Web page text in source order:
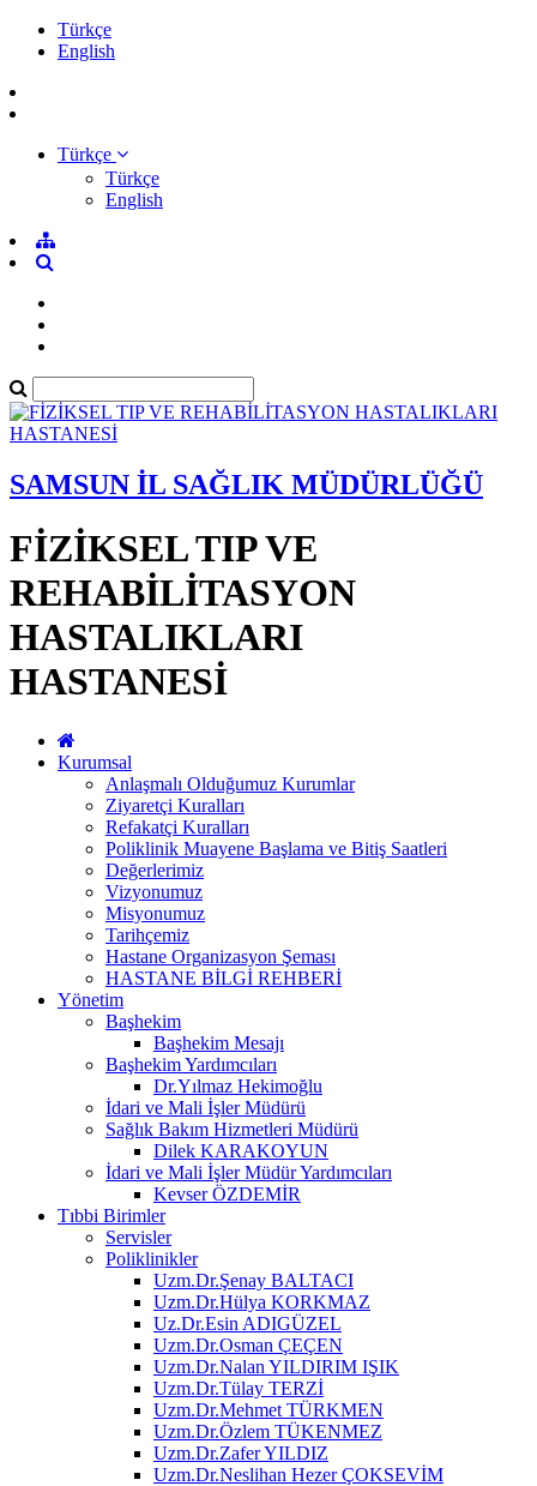
Türkçe
English
Türkçe
Türkçe
English
SAMSUN İL SAĞLIK MÜDÜRLÜĞÜ
FİZİKSEL TIP VE
REHABİLİTASYON
HASTALIKLARI
HASTANESİ
Kurumsal
Anlaşmalı Olduğumuz Kurumlar
Ziyaretçi Kuralları
Refakatçi Kuralları
Poliklinik Muayene Başlama ve Bitiş Saatleri
Değerlerimiz
Vizyonumuz
Misyonumuz
Tarihçemiz
Hastane Organizasyon Şeması
HASTANE BİLGİ REHBERİ
Yönetim
Başhekim
Başhekim Mesajı
Başhekim Yardımcıları
Dr.Yılmaz Hekimoğlu
İdari ve Mali İşler Müdürü
Sağlık Bakım Hizmetleri Müdürü
Dilek KARAKOYUN
İdari ve Mali İşler Müdür Yardımcıları
Kevser ÖZDEMİR
Tıbbi Birimler
Servisler
Poliklinikler
Uzm.Dr.Şenay BALTACI
Uzm.Dr.Hülya KORKMAZ
Uz.Dr.Esin ADIGÜZEL
Uzm.Dr.Osman ÇEÇEN
Uzm.Dr.Nalan YILDIRIM IŞIK
Uzm.Dr.Tülay TERZİ
Uzm.Dr.Mehmet TÜRKMEN
Uzm.Dr.Özlem TÜKENMEZ
Uzm.Dr.Zafer YILDIZ
Uzm.Dr.Neslihan Hezer ÇOKSEVİM